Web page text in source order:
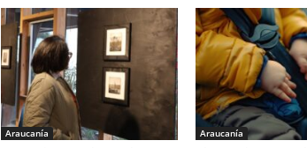
Araucanía Araucanía